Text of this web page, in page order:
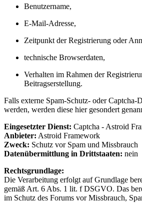
Benutzername,
E-Mail-Adresse,
Zeitpunkt der Registrierung oder
technische Browserdaten,
Verhalten im Rahmen der
Beitragserstellung.
Falls externe Spam-Schutz- oder Captcha-
werden, werden diese hier gesondert
Eingesetzter Dienst: Captcha - Astroid
Anbieter: Astroid Framework
Zweck: Schutz vor Spam und Missbrauch
Datenübermittlung in Drittstaaten: nein
Rechtsgrundlage:
Die Verarbeitung erfolgt auf Grundlage
gemäß Art. 6 Abs. 1 lit. f DSGVO. Das
im Schutz des Forums vor Missbrauch,